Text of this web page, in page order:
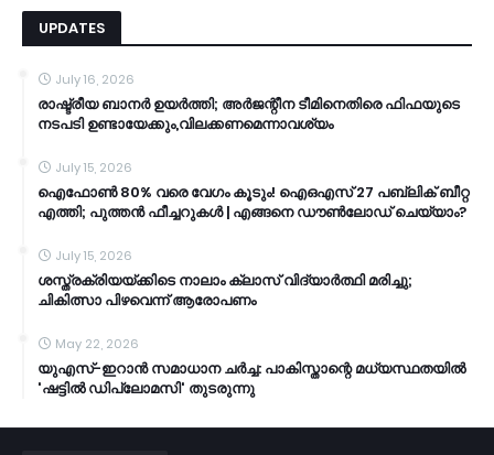
UPDATES
July 16, 2026
രാഷ്ട്രീയ ബാനർ ഉയർത്തി; അർജന്റീന ടീമിനെതിരെ ഫിഫയുടെ
നടപടി ഉണ്ടായേക്കും,വിലക്കണമെന്നാവശ്യം
July 15, 2026
ഐഫോൺ 80% വരെ വേഗം കൂടും! ഐഒഎസ് 27 പബ്ലിക് ബീറ്റ
എത്തി; പുത്തൻ ഫീച്ചറുകൾ | എങ്ങനെ ഡൗൺലോഡ് ചെയ്യാം?
July 15, 2026
ശസ്ത്രക്രിയയ്ക്കിടെ നാലാം ക്ലാസ് വിദ്യാർത്ഥി മരിച്ചു;
ചികിത്സാ പിഴവെന്ന് ആരോപണം
May 22, 2026
യുഎസ്-ഇറാൻ സമാധാന ചർച്ച: പാകിസ്താന്റെ മധ്യസ്ഥതയിൽ
'ഷട്ടിൽ ഡിപ്ലോമസി' തുടരുന്നു